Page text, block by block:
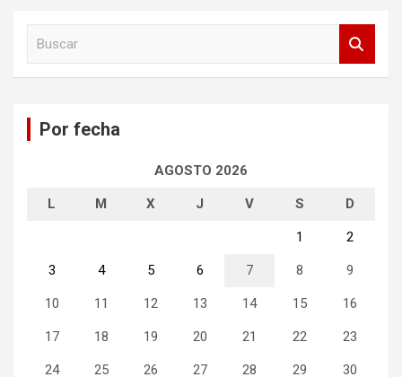
Por fecha
AGOSTO 2026
L M X J V S D
1 2
3 4 5 6 7 8 9
10 11 12 13 14 15 16
17 18 19 20 21 22 23
24 25 26 27 28 29 30